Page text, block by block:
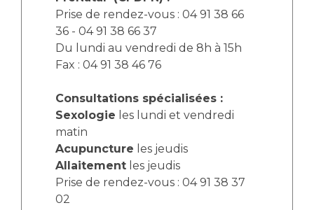
Protection des données
Les recherches en santé à l’AP-HM
Lieu de santé sans tabac
Prise de rendez-vous : 04 91 38 66
36 - 04 91 38 66 37
Du lundi au vendredi de 8h à 15h
Fax : 04 91 38 46 76
Consultations spécialisées :
Sexologie les lundi et vendredi
matin
Acupuncture les jeudis
Allaitement les jeudis
Prise de rendez-vous : 04 91 38 37
02